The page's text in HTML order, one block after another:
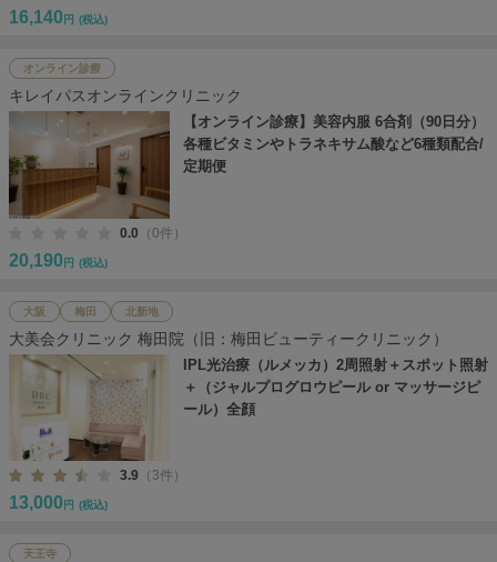
16,140 円 (税込)
オンライン診療
キレイパスオンラインクリニック
【オンライン診療】美容内服 6合剤（90日分）
各種ビタミンやトラネキサム酸など6種類配合/
定期便
0.0 （0件）
20,190 円 (税込)
大阪 梅田 北新地
大美会クリニック 梅田院（旧：梅田ビューティークリニック）
IPL光治療（ルメッカ）2周照射＋スポット照射
＋（ジャルプログロウピール or マッサージピ
ール）全顔
3.9 （3件）
13,000 円 (税込)
天王寺